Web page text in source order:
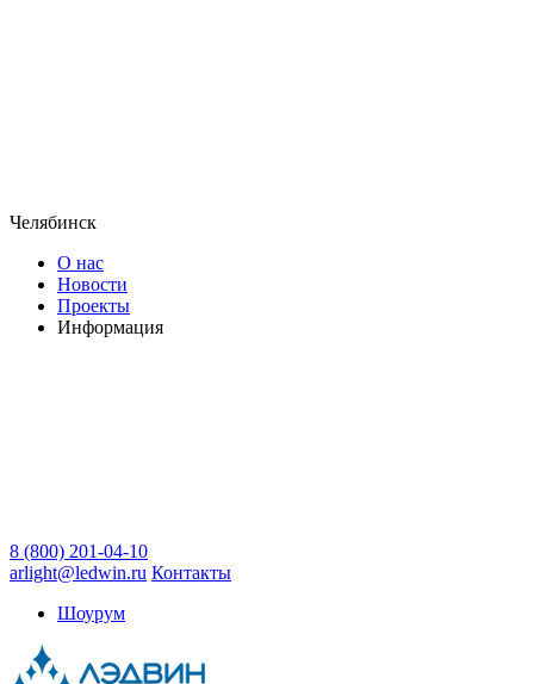
Челябинск
О нас
Новости
Проекты
Информация
8 (800) 201-04-10
arlight@ledwin.ru Контакты
Шоурум